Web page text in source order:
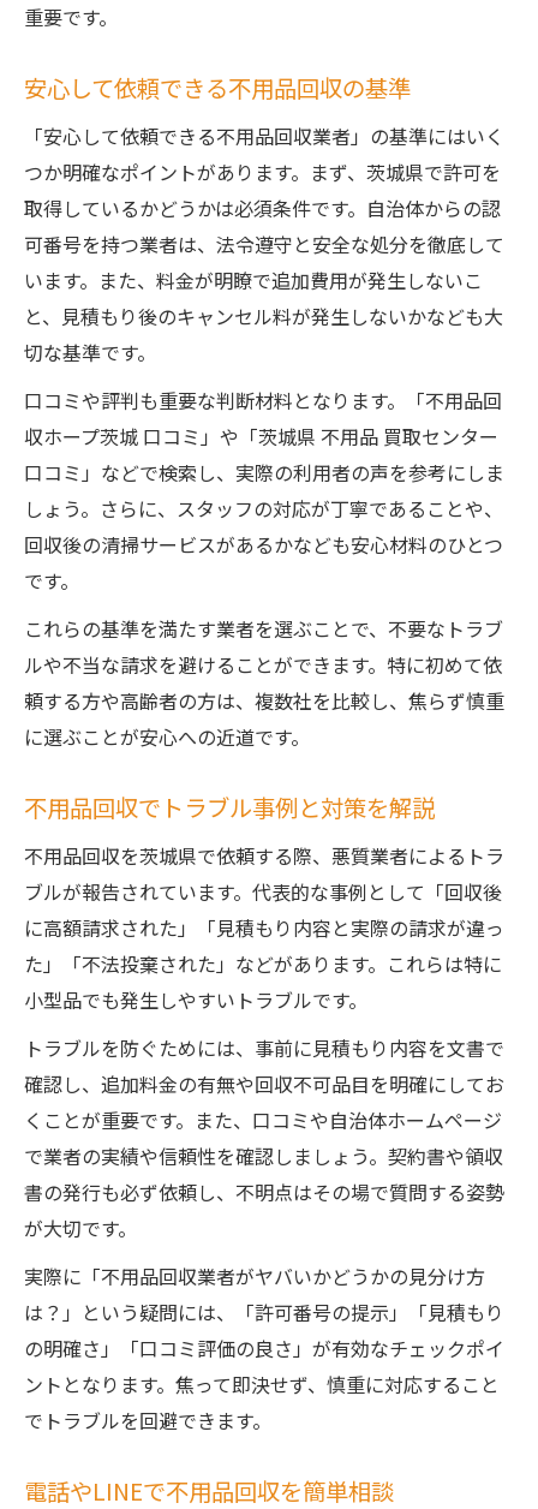
重要です。
安心して依頼できる不用品回収の基準
「安心して依頼できる不用品回収業者」の基準にはいく
つか明確なポイントがあります。まず、茨城県で許可を
取得しているかどうかは必須条件です。自治体からの認
可番号を持つ業者は、法令遵守と安全な処分を徹底して
います。また、料金が明瞭で追加費用が発生しないこ
と、見積もり後のキャンセル料が発生しないかなども大
切な基準です。
口コミや評判も重要な判断材料となります。「不用品回
収ホープ茨城 口コミ」や「茨城県 不用品 買取センター
口コミ」などで検索し、実際の利用者の声を参考にしま
しょう。さらに、スタッフの対応が丁寧であることや、
回収後の清掃サービスがあるかなども安心材料のひとつ
です。
これらの基準を満たす業者を選ぶことで、不要なトラブ
ルや不当な請求を避けることができます。特に初めて依
頼する方や高齢者の方は、複数社を比較し、焦らず慎重
に選ぶことが安心への近道です。
不用品回収でトラブル事例と対策を解説
不用品回収を茨城県で依頼する際、悪質業者によるトラ
ブルが報告されています。代表的な事例として「回収後
に高額請求された」「見積もり内容と実際の請求が違っ
た」「不法投棄された」などがあります。これらは特に
小型品でも発生しやすいトラブルです。
トラブルを防ぐためには、事前に見積もり内容を文書で
確認し、追加料金の有無や回収不可品目を明確にしてお
くことが重要です。また、口コミや自治体ホームページ
で業者の実績や信頼性を確認しましょう。契約書や領収
書の発行も必ず依頼し、不明点はその場で質問する姿勢
が大切です。
実際に「不用品回収業者がヤバいかどうかの見分け方
は？」という疑問には、「許可番号の提示」「見積もり
の明確さ」「口コミ評価の良さ」が有効なチェックポイ
ントとなります。焦って即決せず、慎重に対応すること
でトラブルを回避できます。
電話やLINEで不用品回収を簡単相談